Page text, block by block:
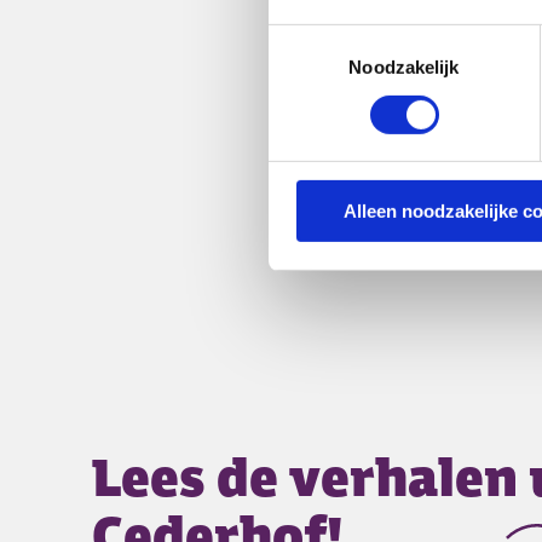
Noodzakelijk
Alleen noodzakelijke
Lees de verhalen